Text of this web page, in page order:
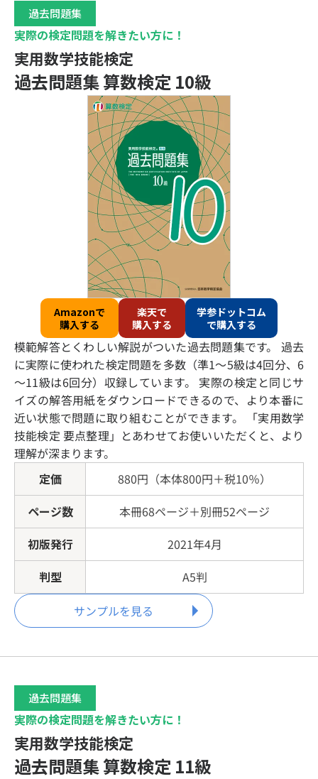
過去問題集
実際の検定問題を解きたい方に！
実用数学技能検定
過去問題集 算数検定 10級
Amazonで
購入する
楽天で
購入する
学参ドットコム
で購入する
模範解答とくわしい解説がついた過去問題集です。 過去
に実際に使われた検定問題を多数（準1～5級は4回分、6
～11級は6回分）収録しています。 実際の検定と同じサ
イズの解答用紙をダウンロードできるので、より本番に
近い状態で問題に取り組むことができます。 「実用数学
技能検定 要点整理」とあわせてお使いいただくと、より
理解が深まります。
定価
880円（本体800円＋税10％）
ページ数
本冊68ページ＋別冊52ページ
初版発行
2021年4月
判型
A5判
サンプルを見る
過去問題集
実際の検定問題を解きたい方に！
実用数学技能検定
過去問題集 算数検定 11級